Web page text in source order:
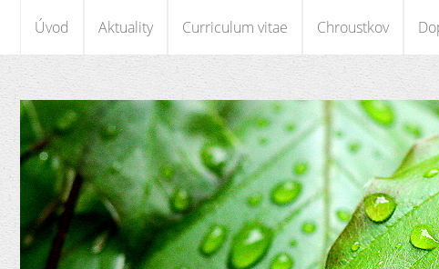
Úvod Aktuality Curriculum vitae Chroustkov